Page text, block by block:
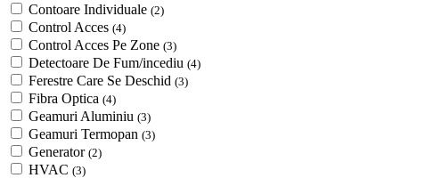
Contoare Individuale (2)
Control Acces (4)
Control Acces Pe Zone (3)
Detectoare De Fum/incediu (4)
Ferestre Care Se Deschid (3)
Fibra Optica (4)
Geamuri Aluminiu (3)
Geamuri Termopan (3)
Generator (2)
HVAC (3)